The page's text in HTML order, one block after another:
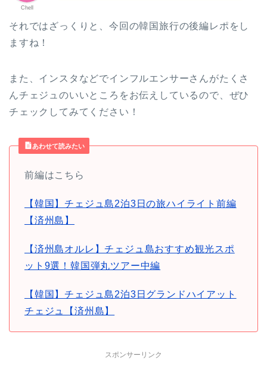
Chell
それではざっくりと、今回の韓国旅行の後編レポをし
ますね！
また、インスタなどでインフルエンサーさんがたくさ
んチェジュのいいところをお伝えしているので、ぜひ
チェックしてみてください！
あわせて読みたい
前編はこちら
【韓国】チェジュ島2泊3日の旅ハイライト前編
【済州島】
【済州島オルレ】チェジュ島おすすめ観光スポ
ット9選！韓国弾丸ツアー中編
【韓国】チェジュ島2泊3日グランドハイアット
チェジュ【済州島】
スポンサーリンク